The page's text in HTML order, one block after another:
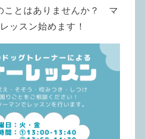
ことはありませんか？ マ
ッスン始めます！